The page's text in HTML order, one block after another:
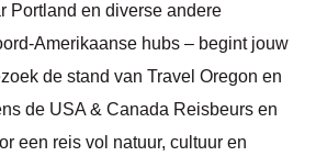
Portland en diverse andere
Amerikaanse hubs – begint jouw
de stand van Travel Oregon en
de USA & Canada Reisbeurs en
een reis vol natuur, cultuur en